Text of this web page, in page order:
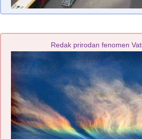
Redak prirodan fenomen